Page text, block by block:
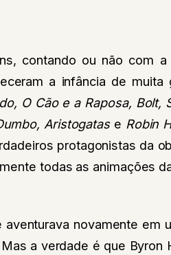
contando ou não com a
a infância de muita
O Cão e a Raposa, Bolt,
Aristogatas e Robin
protagonistas da
todas as animações
novamente em
a verdade é que Byron